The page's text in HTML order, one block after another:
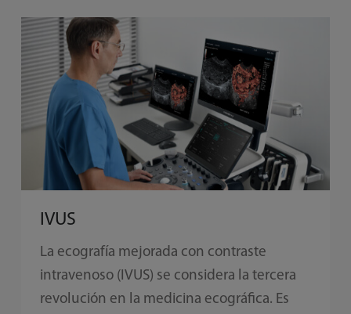
IVUS
La ecografía mejorada con contraste
intravenoso (IVUS) se considera la tercera
revolución en la medicina ecográfica. Es